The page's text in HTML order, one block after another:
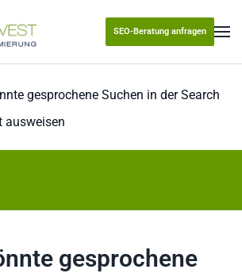
content
SEO-Beratung anfragen
gesprochene Suchen in der Search
ausweisen
gesprochene